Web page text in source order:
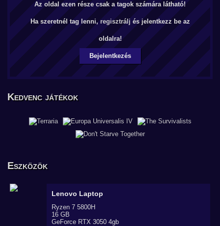
Az oldal ezen része csak a tagok számára látható!
Ha szeretnél tag lenni, regisztrálj és jelentkezz be az
oldalra!
Bejelentkezés
Kedvenc játékok
Eszközök
Lenovo Laptop
Ryzen 7 5800H
16 GB
GeForce RTX 3050 4gb